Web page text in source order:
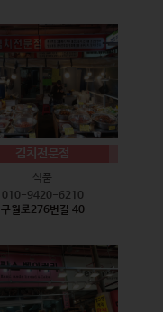
김치전문점
식품
010-9420-6210
구월로276번길 40